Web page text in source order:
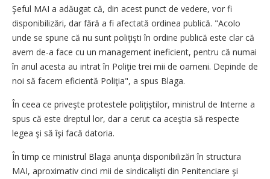
Şeful MAI a adăugat că, din acest punct de vedere, vor fi
disponibilizări, dar fără a fi afectată ordinea publică. "Acolo
unde se spune că nu sunt poliţişti în ordine publică este clar că
avem de-a face cu un management ineficient, pentru că numai
în anul acesta au intrat în Poliţie trei mii de oameni. Depinde de
noi să facem eficientă Poliţia", a spus Blaga.
În ceea ce priveşte protestele poliţiştilor, ministrul de Interne a
spus că este dreptul lor, dar a cerut ca aceştia să respecte
legea şi să îşi facă datoria.
În timp ce ministrul Blaga anunţa disponibilizări în structura
MAI, aproximativ cinci mii de sindicalişti din Penitenciare şi